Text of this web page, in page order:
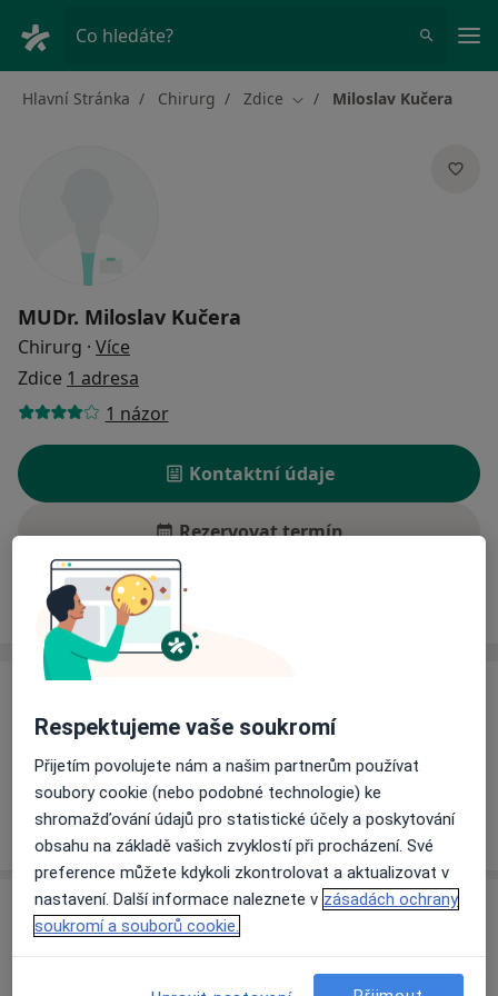
Co hledáte?
Hlavní Stránka Chirurg Zdice Změna města
Miloslav Kučera
MUDr. Miloslav Kučera
Chirurg · Více
Zdice 1 adresa
1 názor
Kontaktní údaje
Rezervovat termín
Ceník Adresy
Informace o službách a cenách nejsou k dispozici
Tento specialista ještě nepřidával žádné informace o
svých službách.
Adresa
Palackého náměstí 878, Zdice
Respektujeme vaše soukromí
Přijetím povolujete nám a našim partnerům používat
soubory cookie (nebo podobné technologie) ke
shromažďování údajů pro statistické účely a poskytování
obsahu na základě vašich zvyklostí při procházení. Své
preference můžete kdykoli zkontrolovat a aktualizovat v
nastavení. Další informace naleznete v zásadách ochrany
soukromí a souborů cookie.